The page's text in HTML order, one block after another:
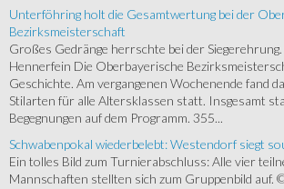
Unterföhring holt die Gesamtwertung bei der
Bezirksmeisterschaft
Großes Gedränge herrschte bei der
Hennerfein Die Oberbayerische
Geschichte. Am vergangenen Wochenende fand
Stilarten für alle Altersklassen statt. Insgesamt
Begegnungen auf dem Programm. 355...
Schwabenpokal wiederbelebt: Westendorf siegt
Ein tolles Bild zum Turnierabschluss: Alle vier
Mannschaften stellten sich zum Gruppenbild auf.